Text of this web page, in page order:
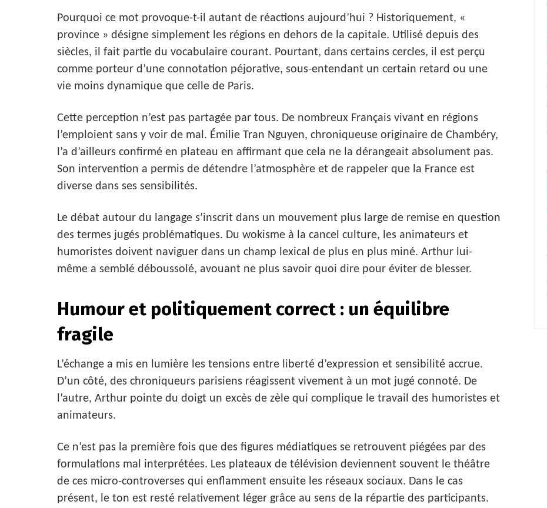
Pourquoi ce mot provoque-t-il autant de réactions aujourd’hui ? Historiquement, «
province » désigne simplement les régions en dehors de la capitale. Utilisé depuis des
siècles, il fait partie du vocabulaire courant. Pourtant, dans certains cercles, il est perçu
comme porteur d’une connotation péjorative, sous-entendant un certain retard ou une
vie moins dynamique que celle de Paris.
Cette perception n’est pas partagée par tous. De nombreux Français vivant en régions
l’emploient sans y voir de mal. Émilie Tran Nguyen, chroniqueuse originaire de Chambéry,
l’a d’ailleurs confirmé en plateau en affirmant que cela ne la dérangeait absolument pas.
Son intervention a permis de détendre l’atmosphère et de rappeler que la France est
diverse dans ses sensibilités.
Le débat autour du langage s’inscrit dans un mouvement plus large de remise en question
des termes jugés problématiques. Du wokisme à la cancel culture, les animateurs et
humoristes doivent naviguer dans un champ lexical de plus en plus miné. Arthur lui-
même a semblé déboussolé, avouant ne plus savoir quoi dire pour éviter de blesser.
Humour et politiquement correct : un équilibre
fragile
L’échange a mis en lumière les tensions entre liberté d’expression et sensibilité accrue.
D’un côté, des chroniqueurs parisiens réagissent vivement à un mot jugé connoté. De
l’autre, Arthur pointe du doigt un excès de zèle qui complique le travail des humoristes et
animateurs.
Ce n’est pas la première fois que des figures médiatiques se retrouvent piégées par des
formulations mal interprétées. Les plateaux de télévision deviennent souvent le théâtre
de ces micro-controverses qui enflamment ensuite les réseaux sociaux. Dans le cas
présent, le ton est resté relativement léger grâce au sens de la répartie des participants.